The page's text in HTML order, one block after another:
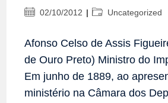
Post02/10/2012
Categoria
post:
Uncategorized
Afonso Celso de Assis
de Ouro Preto) Ministro do
Em junho de 1889, ao
ministério na Câmara dos